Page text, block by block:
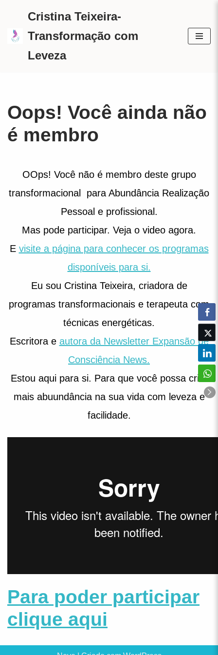
para
Cristina Teixeira-
Transformação com
Leveza
Oops! Você ainda não
é membro
OOps! Você não é membro deste grupo
transformacional para Abundância Realização
Pessoal e profissional.
Mas pode participar. Veja o video agora.
E visite a página para conhecer os programas
disponíveis para si.
Eu sou Cristina Teixeira, criadora de
programas transformacionais e terapeuta com
técnicas energéticas.
Escritora e autora da Newsletter Expansão de
Consciência News.
Estou aqui para si. Para que você possa criar
mais abuundância na sua vida com leveza e
facilidade.
Para poder participar
clique aqui